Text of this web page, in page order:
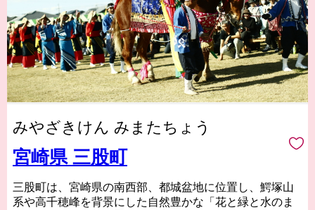
みやざきけん みまたちょう
宮崎県 三股町
三股町は、宮崎県の南西部、都城盆地に位置し、鰐塚山
系や高千穂峰を背景にした自然豊かな「花と緑と水のま